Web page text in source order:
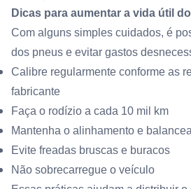
Dicas para aumentar a vida útil
Com alguns simples cuidados, é
dos pneus e evitar gastos
Calibre regularmente conforme as
fabricante
Faça o rodízio a cada 10 mil km
Mantenha o alinhamento e
Evite freadas bruscas e buracos
Não sobrecarregue o veículo